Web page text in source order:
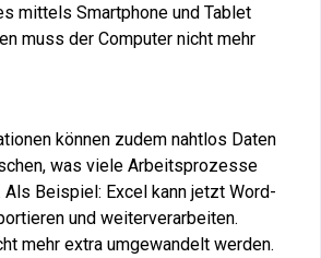
mittels Smartphone und Tablet
muss der Computer nicht mehr
können zudem nahtlos Daten
was viele Arbeitsprozesse
Beispiel: Excel kann jetzt Word-
und weiterverarbeiten.
mehr extra umgewandelt werden.